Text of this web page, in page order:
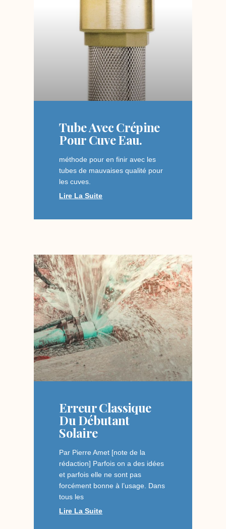
Tube Avec Crépine
Pour Cuve Eau.
méthode pour en finir avec les
tubes de mauvaises qualité pour
les cuves.
Lire La Suite
Erreur Classique
Du Débutant
Solaire
Par Pierre Amet [note de la
rédaction] Parfois on a des idées
et parfois elle ne sont pas
forcément bonne à l’usage. Dans
tous les
Lire La Suite